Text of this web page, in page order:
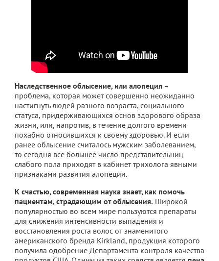
Наследственное облысение, или алопеция –
проблема, которая может совершенно неожиданно
настигнуть людей разного возраста, социального
статуса, придерживающихся основ здорового образа
жизни, или, напротив, в течение долгого времени
похабно относившихся к своему здоровью. И если
ранее облысение считалось мужским заболеванием,
то сегодня все большее число представительниц
слабого пола приходят в кабинет трихолога явными
признаками развития алопеции.
К счастью, современная наука знает, как помочь
пациентам, страдающим от облысения. Широкой
популярностью во всем мире пользуются препараты
для снижения интенсивности выпадения и
восстановления роста волос от знаменитого
американского бренда Kirkland, продукция которого
получила одобрение Департамента контроля качества